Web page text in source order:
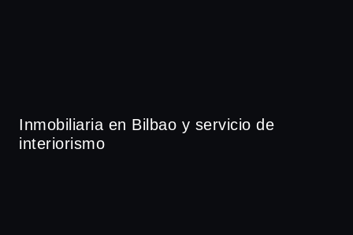
Inmobiliaria en Bilbao y servicio de
interiorismo